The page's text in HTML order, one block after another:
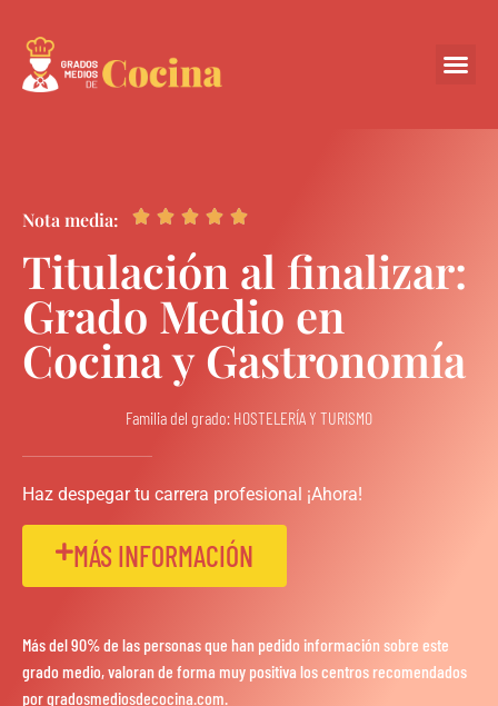
Nota media:     
Titulación al finalizar:
Grado Medio en
Cocina y Gastronomía
Familia del grado: HOSTELERÍA Y TURISMO
Haz despegar tu carrera profesional ¡Ahora!
MÁS INFORMACIÓN
Más del 90% de las personas que han pedido información sobre este
grado medio, valoran de forma muy positiva los centros recomendados
por gradosmediosdecocina.com.